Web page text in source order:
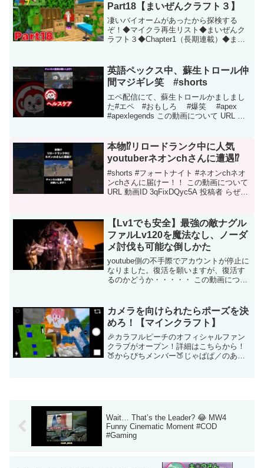
Part18【まいぜんクラフト３】
凄いバイオームがあったから探検する
ぞ！◆マイクラ再生リスト◆まいぜんク
ラフト３◆Chapter1（長期連載）◆まい
＊まいぜん専用ページ ：グッズページ：
◆LINEスタン...
英語ペックス中、蘇生トロール仲
間マジギレ笑 #shorts
エペ配信にて、蘇生トロールかましまし
た#エペ #おもしろ #爆笑 #apex
#apexlegends この動画について URL 動
本物⁉リロードランク中に人気
youtuberネオンchさんに遭遇⁉
#shorts #フォートナイト #ネオンchネオ
ンchさんに届けー！！ この動画について
URL 動画ID 3qFixDQyc5A 投稿者 らぜち
【Lv1でも安全】最強の敵ナグル
ファルLv120を魔法なし、ノーダ
メ討伐も可能な倒しかた
youtube側の不手際でアカウントが停止に
なりました。復活を願いますが、復活す
るのかどうか・・・・・ この動画につい
カメラを向けられたらポーズを決
めろ！【マインクラフト】
🎉カラフルピーチのオフィシャルファン
クラブがオープン！詳細はこちらから！
🍑からぴちメンバー🍑じゃぱぱ／のあ／
Wait… That’s the Leader? 😂 MW4
Funny Cinematic Moment #COD
#Gaming